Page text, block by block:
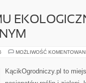
MOŻLIWOŚĆ
KącikOgrodniczy.pl to